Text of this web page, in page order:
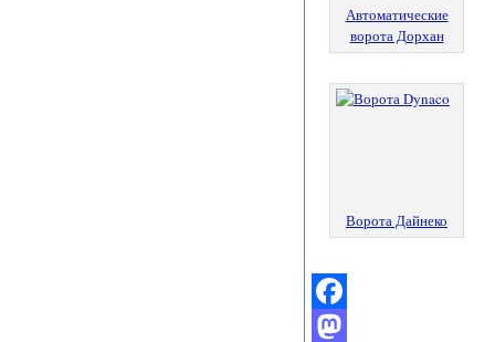
Автоматические
ворота Дорхан
Ворота Дайнеко
Facebook